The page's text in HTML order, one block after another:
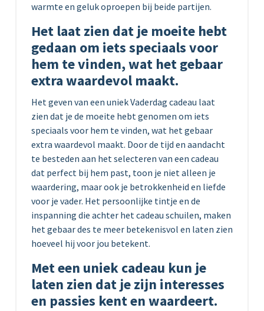
warmte en geluk oproepen bij beide partijen.
Het laat zien dat je moeite hebt
gedaan om iets speciaals voor
hem te vinden, wat het gebaar
extra waardevol maakt.
Het geven van een uniek Vaderdag cadeau laat
zien dat je de moeite hebt genomen om iets
speciaals voor hem te vinden, wat het gebaar
extra waardevol maakt. Door de tijd en aandacht
te besteden aan het selecteren van een cadeau
dat perfect bij hem past, toon je niet alleen je
waardering, maar ook je betrokkenheid en liefde
voor je vader. Het persoonlijke tintje en de
inspanning die achter het cadeau schuilen, maken
het gebaar des te meer betekenisvol en laten zien
hoeveel hij voor jou betekent.
Met een uniek cadeau kun je
laten zien dat je zijn interesses
en passies kent en waardeert.